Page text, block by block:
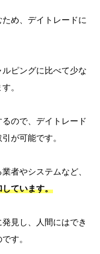
め、デイトレードに
ピングに比べて少な
。
ので、デイトレード
が可能です。
者やシステムなど、
ています。
見し、人間にはでき
す。